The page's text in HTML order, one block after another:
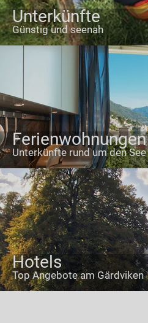
Unterkünfte
Günstig und seenah
Ferienwohnungen
Unterkünfte rund um den See
Hotels
Top Angebote am Gärdviken